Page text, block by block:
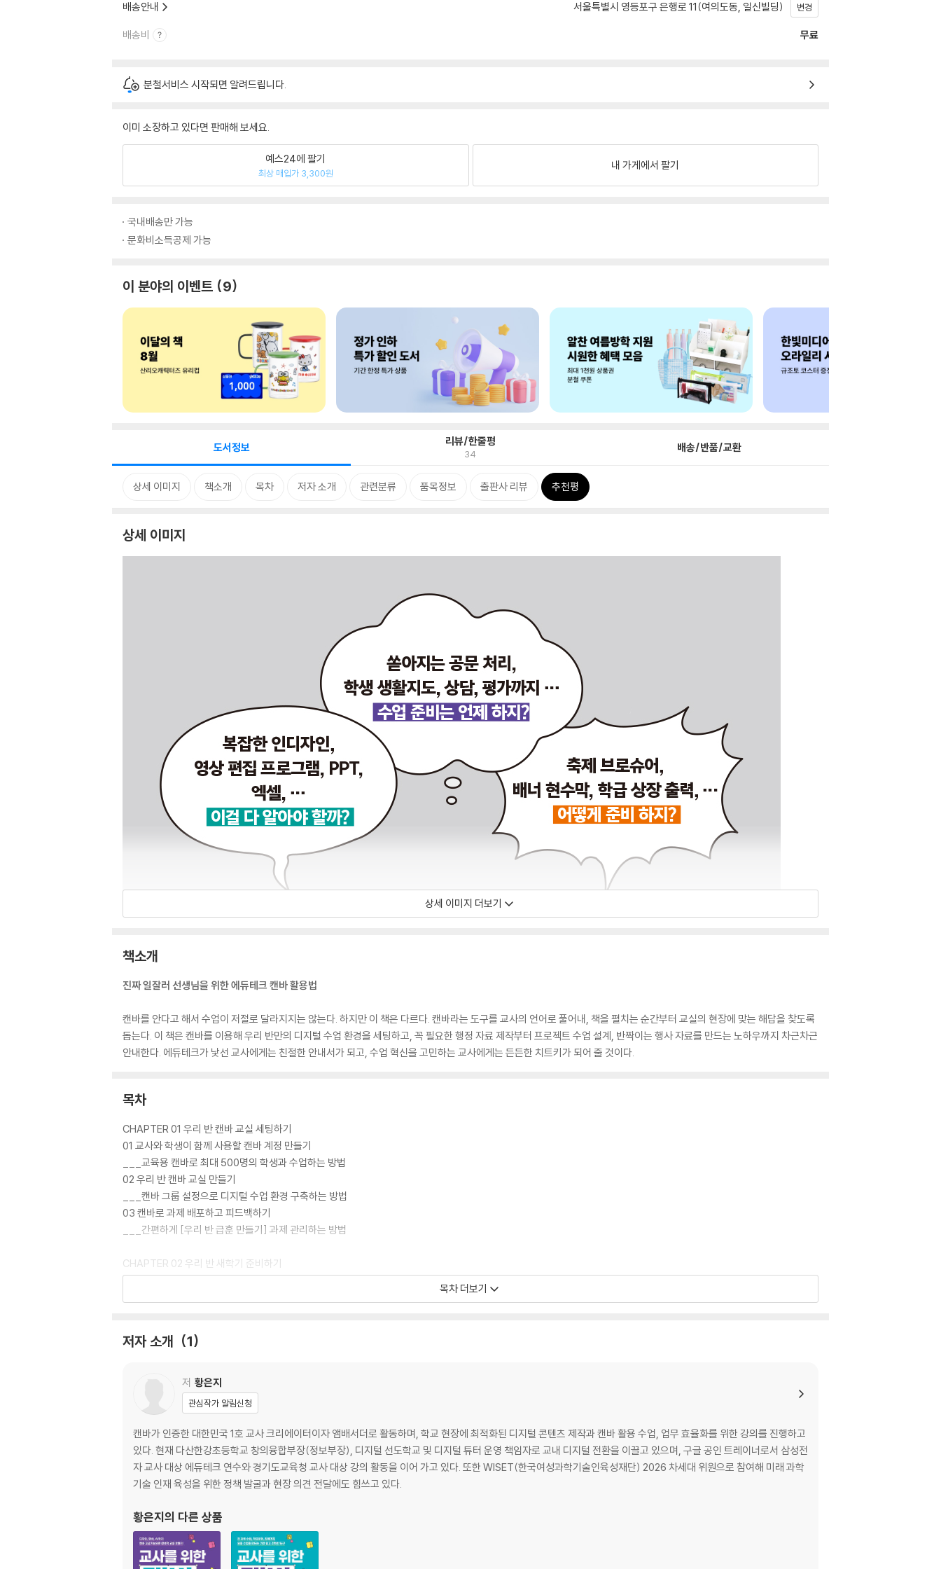
배송안내 서울특별시 영등포구 은행로 11(여의도동, 일신빌딩) 변경
배송비 무료
분철서비스 시작되면 알려드립니다.
이미 소장하고 있다면 판매해 보세요.
예스24에 팔기
최상 매입가 3,300원
내 가게에서 팔기
국내배송만 가능
문화비소득공제 가능
이 분야의 이벤트 9
도서정보 리뷰/한줄평
34 배송/반품/교환
상세 이미지 책소개 목차 저자 소개 관련분류 품목정보 출판사 리뷰 추천평
상세 이미지
상세 이미지 더보기
책소개
진짜 일잘러 선생님을 위한 에듀테크 캔바 활용법
캔바를 안다고 해서 수업이 저절로 달라지지는 않는다. 하지만 이 책은 다르다. 캔바라는 도구를 교사의 언어로 풀어내, 책을 펼치는 순간부터 교실의 현장에 맞는 해답을 찾도록
돕는다. 이 책은 캔바를 이용해 우리 반만의 디지털 수업 환경을 세팅하고, 꼭 필요한 행정 자료 제작부터 프로젝트 수업 설계, 반짝이는 행사 자료를 만드는 노하우까지 차근차근
안내한다. 에듀테크가 낯선 교사에게는 친절한 안내서가 되고, 수업 혁신을 고민하는 교사에게는 든든한 치트키가 되어 줄 것이다.
목차
CHAPTER 01 우리 반 캔바 교실 세팅하기
01 교사와 학생이 함께 사용할 캔바 계정 만들기
___교육용 캔바로 최대 500명의 학생과 수업하는 방법
02 우리 반 캔바 교실 만들기
___캔바 그룹 설정으로 디지털 수업 환경 구축하는 방법
03 캔바로 과제 배포하고 피드백하기
___간편하게 [우리 반 급훈 만들기] 과제 관리하는 방법
CHAPTER 02 우리 반 새학기 준비하기
01 캔바 활용 수업, 일단 시작하기
03 새학기를 알리는 첫 소식, 가정통신문 만들기
04 교실 환경을 정돈하는 시각 자료 만들기
___템플릿 디자인 편집으로 [자리배치표] & [이름표] 제작하는 방법
05 교실 문화를 만드는 학급 규칙 포스터 만들기
___캔바로 손쉽게 대형 인쇄물 제작하는 방법
06 우리 반을 소개하는 오리엔테이션 PPT 자료 만들기
___매직 스위치 기능으로 영어 오리엔테이션 템플릿 활용하는 방법
07 1년 동안 사용할 카드뉴스 알림장 양식 만들기
CHAPTER 03 함께 꿈꾸는 수업 설계하기
01 팀 프로젝트 수업 시작하기
___팀 초대 기능으로 [학급 롤링 페이퍼] 프로젝트 진행하는 방법
목차 더보기
저자 소개 1
저 황은지
관심작가 알림신청
캔바가 인증한 대한민국 1호 교사 크리에이터이자 앰배서더로 활동하며, 학교 현장에 최적화된 디지털 콘텐츠 제작과 캔바 활용 수업, 업무 효율화를 위한 강의를 진행하고
있다. 현재 다산한강초등학교 창의융합부장(정보부장), 디지털 선도학교 및 디지털 튜터 운영 책임자로 교내 디지털 전환을 이끌고 있으며, 구글 공인 트레이너로서 삼성전
자 교사 대상 에듀테크 연수와 경기도교육청 교사 대상 강의 활동을 이어 가고 있다. 또한 WISET(한국여성과학기술인육성재단) 2026 차세대 위원으로 참여해 미래 과학
기술 인재 육성을 위한 정책 발굴과 현장 의견 전달에도 힘쓰고 있다.
황은지 의 다른 상품